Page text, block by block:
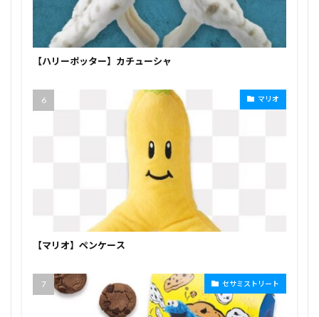
【ハリーポッター】カチューシャ
マリオ
【マリオ】ペンケース
セサミストリート